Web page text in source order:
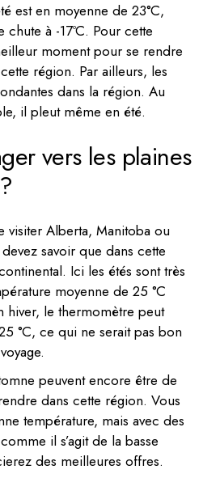
est en moyenne de 23°C,
chute à -17ºC. Pour cette
moment pour se rendre
région. Par ailleurs, les
dans la région. Au
il pleut même en été.
vers les plaines
visiter Alberta, Manitoba ou
savoir que dans cette
Ici les étés sont très
moyenne de 25 °C
hiver, le thermomètre peut
°C, ce qui ne serait pas bon
peuvent encore être de
dans cette région. Vous
température, mais avec des
il s’agit de la basse
des meilleures offres.